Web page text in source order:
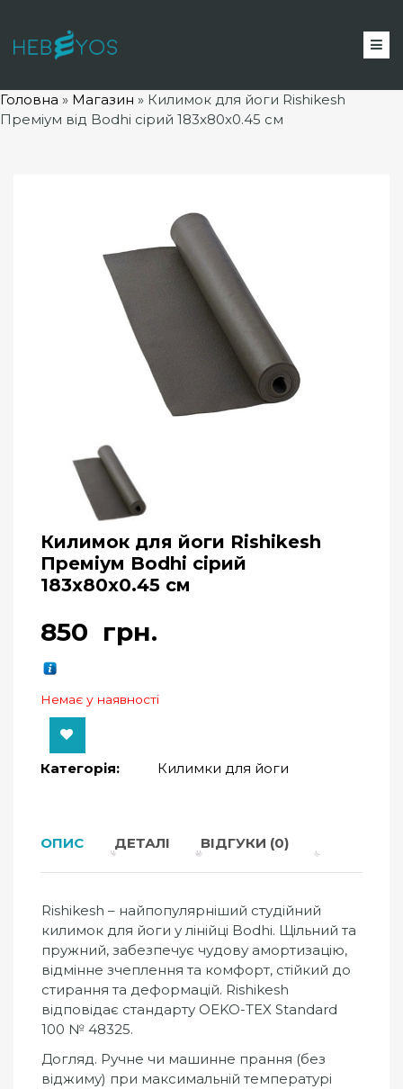
Головна » Магазин » Килимок для йоги Rishikesh
Преміум від Bodhi сірий 183x80x0.45 см
Килимок для йоги Rishikesh
Преміум Bodhi сірий
183x80x0.45 см
850 грн.
Немає у наявності
Категорія: Килимки для йоги
ОПИС ДЕТАЛІ ВІДГУКИ (0)
Rishikesh – найпопулярніший студійний
килимок для йоги у лінійці Bodhi. Щільний та
пружний, забезпечує чудову амортизацію,
відмінне зчеплення та комфорт, стійкий до
стирання та деформацій. Rishikesh
відповідає стандарту OEKO-TEX Standard
100 № 48325.
Догляд. Ручне чи машинне прання (без
віджиму) при максимальній температурі